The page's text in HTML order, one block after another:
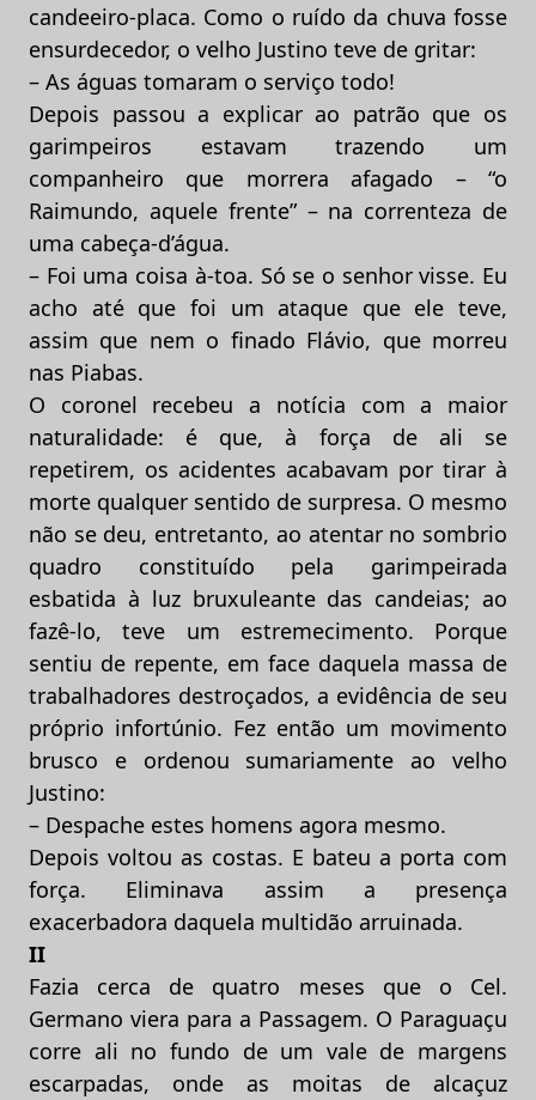
candeeiro-placa. Como o ruído da chuva fosse
ensurdecedor, o velho Justino teve de gritar:
– As águas tomaram o serviço todo!
Depois passou a explicar ao patrão que os
garimpeiros estavam trazendo um
companheiro que morrera afagado – “o
Raimundo, aquele frente” – na correnteza de
uma cabeça-d’água.
– Foi uma coisa à-toa. Só se o senhor visse. Eu
acho até que foi um ataque que ele teve,
assim que nem o finado Flávio, que morreu
nas Piabas.
O coronel recebeu a notícia com a maior
naturalidade: é que, à força de ali se
repetirem, os acidentes acabavam por tirar à
morte qualquer sentido de surpresa. O mesmo
não se deu, entretanto, ao atentar no sombrio
quadro constituído pela garimpeirada
esbatida à luz bruxuleante das candeias; ao
fazê-lo, teve um estremecimento. Porque
sentiu de repente, em face daquela massa de
trabalhadores destroçados, a evidência de seu
próprio infortúnio. Fez então um movimento
brusco e ordenou sumariamente ao velho
Justino:
– Despache estes homens agora mesmo.
Depois voltou as costas. E bateu a porta com
força. Eliminava assim a presença
exacerbadora daquela multidão arruinada.
II
Fazia cerca de quatro meses que o Cel.
Germano viera para a Passagem. O Paraguaçu
corre ali no fundo de um vale de margens
escarpadas, onde as moitas de alcaçuz